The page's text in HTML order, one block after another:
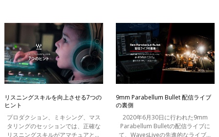
(Submarine， LoAir， R-Bassと
MaxxBass)
曲を仕上げるための5つのステップを
ご紹介
リスニングスキルを向上させる7つの
ヒント
プロダクション、ミキシング、マス
タリングのセッションでは、正確な
リスニングスキルがアマチュアとプ
9mm Parabellum Bullet 配信ライブ
の裏側
2020年6月30日に行われた9mm
Parabellum Bulletの配信ライブに
て、WavesLiveの先進的なライブコ